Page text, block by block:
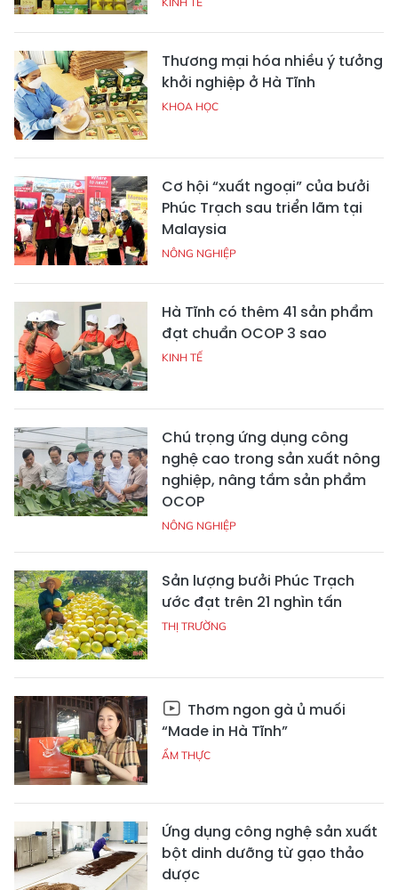
Thương mại hóa nhiều ý tưởng
khởi nghiệp ở Hà Tĩnh
KHOA HỌC
Cơ hội “xuất ngoại” của bưởi
Phúc Trạch sau triển lãm tại
Malaysia
NÔNG NGHIỆP
Hà Tĩnh có thêm 41 sản phẩm
đạt chuẩn OCOP 3 sao
KINH TẾ
Chú trọng ứng dụng công
nghệ cao trong sản xuất nông
nghiệp, nâng tầm sản phẩm
OCOP
NÔNG NGHIỆP
Sản lượng bưởi Phúc Trạch
ước đạt trên 21 nghìn tấn
THỊ TRƯỜNG
Thơm ngon gà ủ muối
“Made in Hà Tĩnh”
ẨM THỰC
Ứng dụng công nghệ sản xuất
bột dinh dưỡng từ gạo thảo
dược